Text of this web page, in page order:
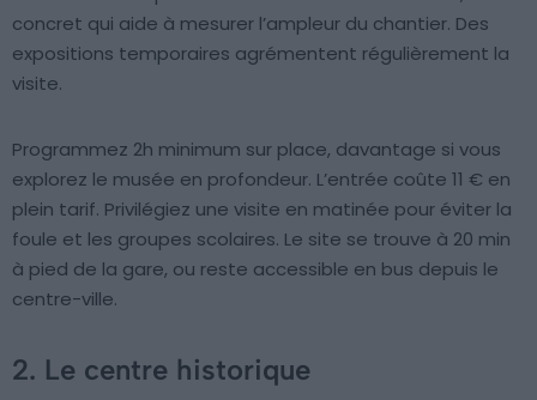
concret qui aide à mesurer l’ampleur du chantier. Des
expositions temporaires agrémentent régulièrement la
visite.
Programmez 2h minimum sur place, davantage si vous
explorez le musée en profondeur. L’entrée coûte 11 € en
plein tarif. Privilégiez une visite en matinée pour éviter la
foule et les groupes scolaires. Le site se trouve à 20 min
à pied de la gare, ou reste accessible en bus depuis le
centre-ville.
2. Le centre historique